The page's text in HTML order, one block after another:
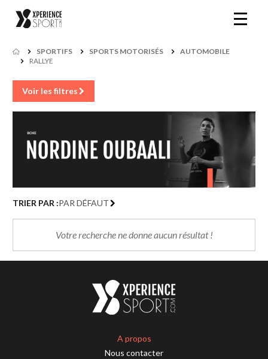
SPORTIFS SPORTS MOTORISÉS
AUTOMOBILE
RALLYE
Voir les filtres
TRIER PAR :PAR DÉFAUT
Votre recherche ne donne aucun résultat !
A propos
Nous contacter